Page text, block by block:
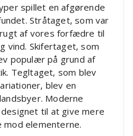
spillet en afgørende
Stråtaget, som var
af vores forfædre til
vind. Skifertaget, som
populær på grund af
Tegltaget, som blev
blev en
Moderne
til at give mere
elementerne.